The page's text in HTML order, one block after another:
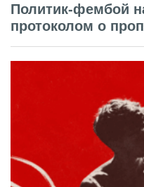
Политик-фембой
протоколом о